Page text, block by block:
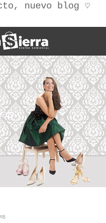
nuevo blog ♡